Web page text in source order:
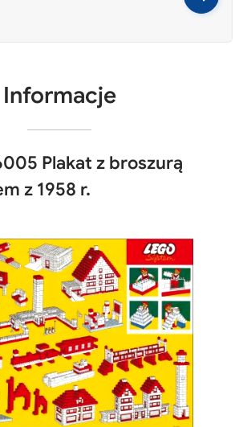
Informacje
Plakat z broszurą
z 1958 r.